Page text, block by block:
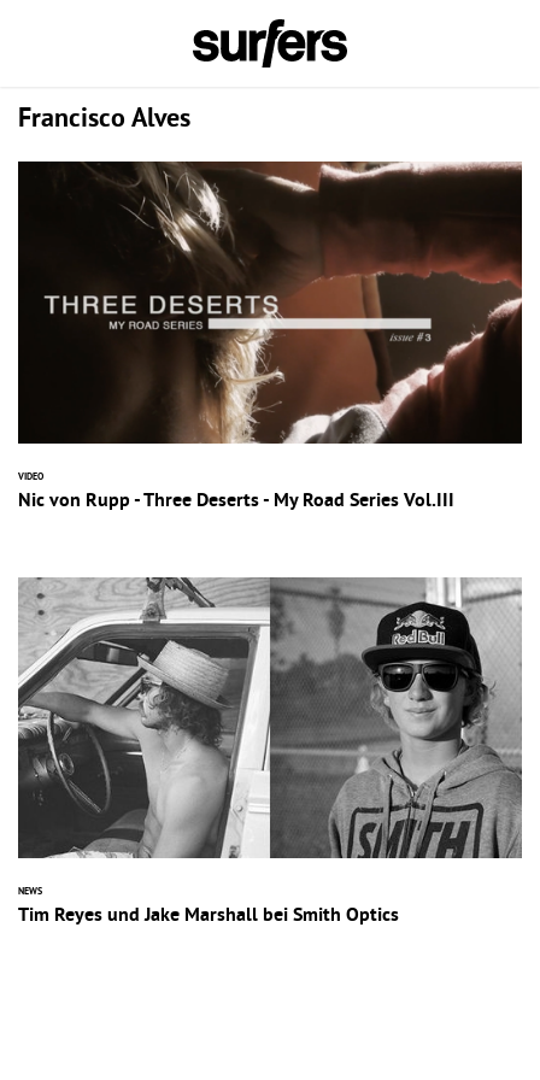
Francisco Alves
VIDEO
Nic von Rupp - Three Deserts - My Road Series Vol.III
NEWS
Tim Reyes und Jake Marshall bei Smith Optics